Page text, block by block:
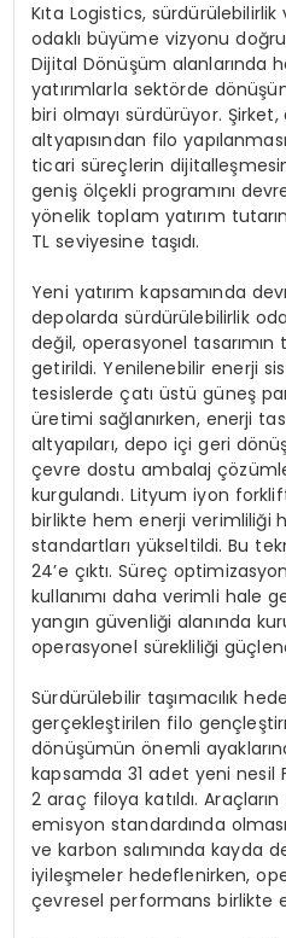
Kıta Logistics,
odaklı büyüme vizyonu
Dijital Dönüşüm alanlarında
yatırımlarla sektörde
biri olmayı sürdürüyor.
altyapısından filo
ticari süreçlerin
geniş ölçekli programını
yönelik toplam yatırım
TLseviyesine taşıdı.
Yeni yatırım kapsamında
depolarda sürdürülebilirlik
değil, operasyonel
getirildi. Yenilenebilir enerji
tesislerde çatı üstü güneş
üretimi sağlanırken, enerji
altyapıları, depo içi geri
çevre dostu ambalaj
kurgulandı. Lityum iyon
birlikte hem enerji verimliliği
standartları yükseltildi. Bu
24’e çıktı. Süreç
kullanımı daha verimli hale
yangın güvenliği alanında
operasyonel sürekliliği
Sürdürülebilir taşımacılık
gerçekleştirilen filo
dönüşümün önemli
kapsamda31 adet yeni nesil
2 araç filoya katıldı.
emisyon standardında
ve karbon salımında kayda
iyileşmeler hedeflenirken,
çevresel performans birlikte